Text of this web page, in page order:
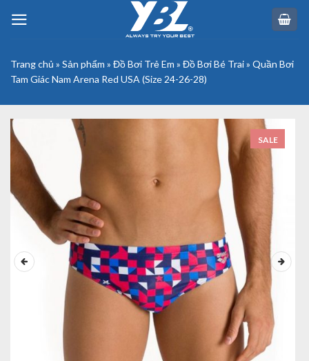
Trang chủ » Sản phẩm » Đồ Bơi Trẻ Em » Đồ Bơi Bé Trai» Quần Bơi
Tam Giác Nam Arena Red USA (Size 24-26-28)
SALE